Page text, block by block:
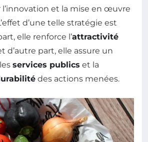
et la mise en œuvre
d’une telle stratégie est
elle renforce l’attractivité
d’autre part, elle assure un
services publics et la
des actions menées.